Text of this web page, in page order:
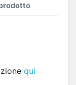
qui